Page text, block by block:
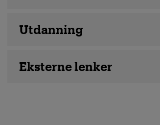
Utdanning
Eksterne lenker